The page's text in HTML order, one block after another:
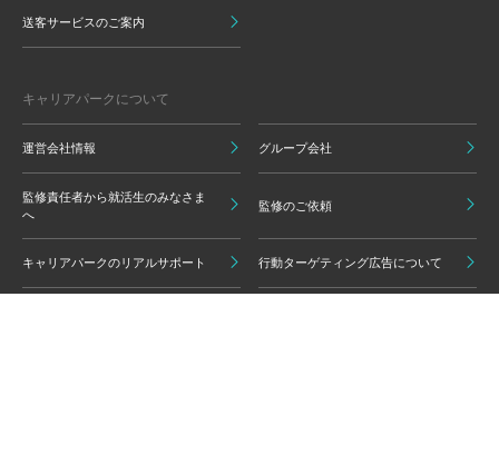
送客サービスのご案内
キャリアパークについて
運営会社情報 グループ会社
監修責任者から就活生のみなさま
へ
監修のご依頼
キャリアパークのリアルサポート 行動ターゲティング広告について